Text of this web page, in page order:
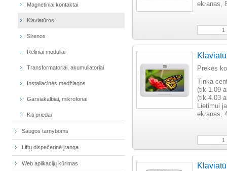
Magnetiniai kontaktai
Klaviatūros
Sirenos
Rėliniai moduliai
Transformatoriai, akumuliatoriai
Instaliacinės medžiagos
Garsiakalbiai, mikrofonai
Kiti priedai
Saugos tarnyboms
Liftų dispečerinė įranga
Web aplikacijų kūrimas
ekranas,
Prekės
Tinka
(tik 1.09
(tik 4.03
Lietimui
ekranas,